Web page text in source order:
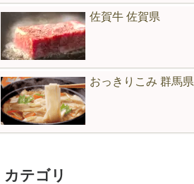
佐賀牛 佐賀県
おっきりこみ 群馬県
カテゴリ